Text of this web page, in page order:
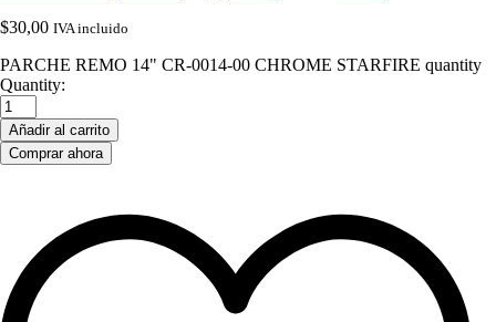
$30,00 IVA incluido
PARCHE REMO 14" CR-0014-00 CHROME STARFIRE quantity
Quantity:
Añadir al carrito
Comprar ahora